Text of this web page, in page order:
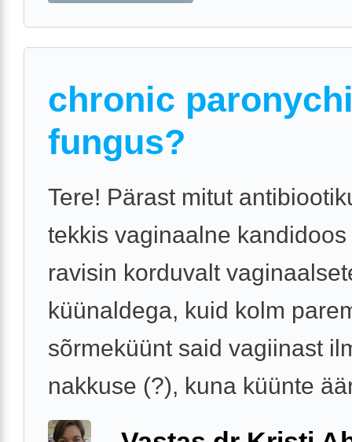
chronic
fungus?
Tere! Pärast mitut
tekkis vaginaalne
ravisin korduvalt
küünaldega, kuid kolm
sõrmeküünt said vagiinast
nakkuse (?), kuna küünte